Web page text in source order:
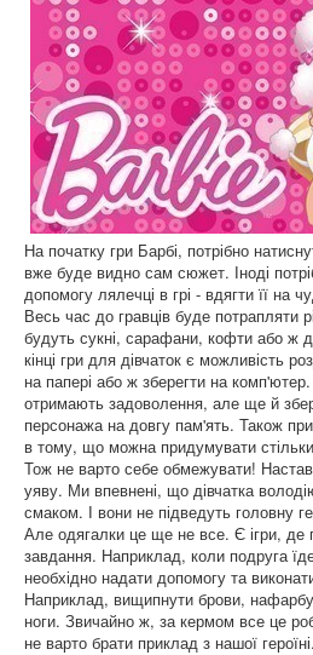
На початку гри Барбі, потрібно
вже буде видно сам сюжет. Іноді
допомогу лялечці в грі - вдягти її на
Весь час до гравців буде потрапляти
будуть сукні, сарафани, кофти або ж
кінці гри для дівчаток є можливість
на папері або ж зберегти на
отримають задоволення, але ще й
персонажа на довгу пам'ять. Також
в тому, що можна придумувати
Тож не варто себе обмежувати!
уяву. Ми впевнені, що дівчатка
смаком. І вони не підведуть головну
Але одягалки це ще не все. Є ігри, де
завдання. Наприклад, коли подруга
необхідно надати допомогу та
Наприклад, вищипнути брови,
ноги. Звичайно ж, за кермом все це
не варто брати приклад з нашої героїні.